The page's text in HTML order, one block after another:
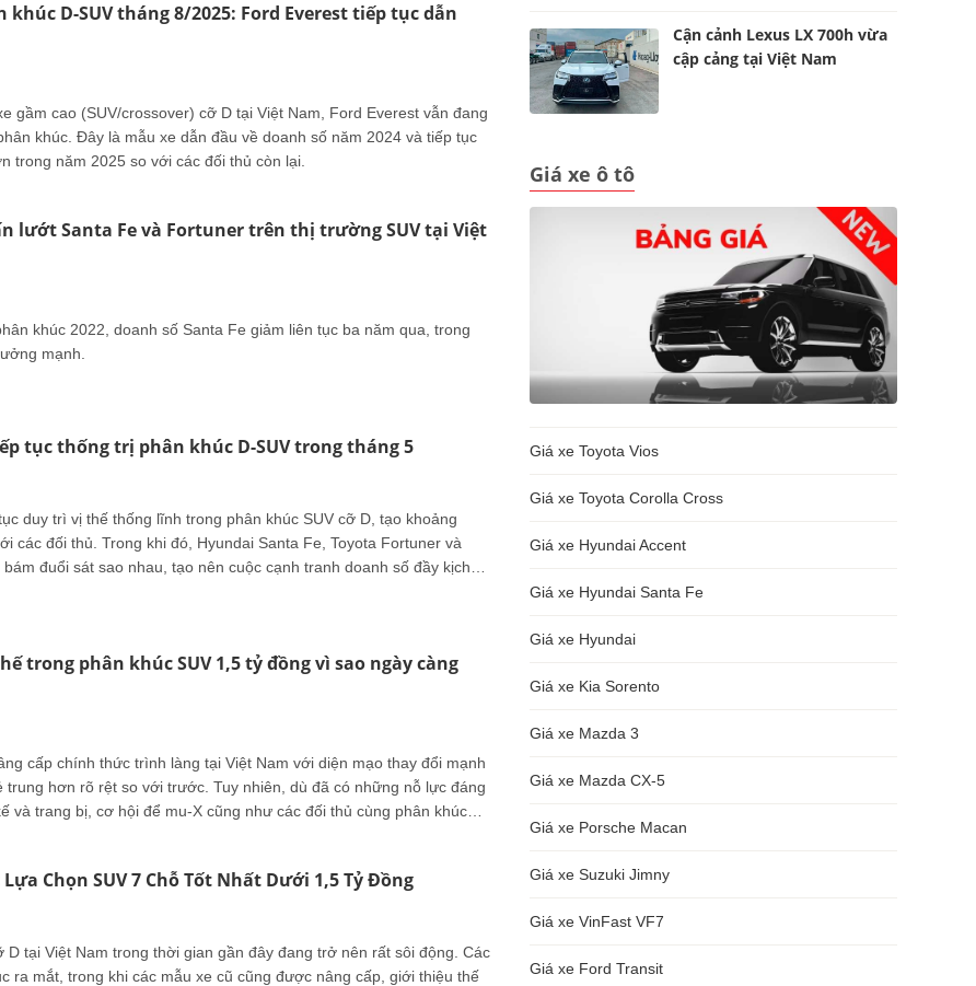
khúc D-SUV tháng 8/2025: Ford Everest tiếp tục dẫn
gầm cao (SUV/crossover) cỡ D tại Việt Nam, Ford Everest vẫn đang
khúc. Đây là mẫu xe dẫn đầu về doanh số năm 2024 và tiếp tục
trong năm 2025 so với các đối thủ còn lại.
lướt Santa Fe và Fortuner trên thị trường SUV tại Việt
khúc 2022, doanh số Santa Fe giảm liên tục ba năm qua, trong
mạnh.
tục thống trị phân khúc D-SUV trong tháng 5
duy trì vị thế thống lĩnh trong phân khúc SUV cỡ D, tạo khoảng
các đối thủ. Trong khi đó, Hyundai Santa Fe, Toyota Fortuner và
đuổi sát sao nhau, tạo nên cuộc cạnh tranh doanh số đầy kịch
trong phân khúc SUV 1,5 tỷ đồng vì sao ngày càng
cấp chính thức trình làng tại Việt Nam với diện mạo thay đổi mạnh
trung hơn rõ rệt so với trước. Tuy nhiên, dù đã có những nỗ lực đáng
và trang bị, cơ hội để mu-X cũng như các đối thủ cùng phân khúc
Chọn SUV 7 Chỗ Tốt Nhất Dưới 1,5 Tỷ Đồng
D tại Việt Nam trong thời gian gần đây đang trở nên rất sôi động. Các
ra mắt, trong khi các mẫu xe cũ cũng được nâng cấp, giới thiệu thế
Cận cảnh Lexus LX 700h vừa
cập cảng tại Việt Nam
Giá xe ô tô
Giá xe Toyota Vios
Giá xe Toyota Corolla Cross
Giá xe Hyundai Accent
Giá xe Hyundai Santa Fe
Giá xe Hyundai
Giá xe Kia Sorento
Giá xe Mazda 3
Giá xe Mazda CX-5
Giá xe Porsche Macan
Giá xe Suzuki Jimny
Giá xe VinFast VF7
Giá xe Ford Transit